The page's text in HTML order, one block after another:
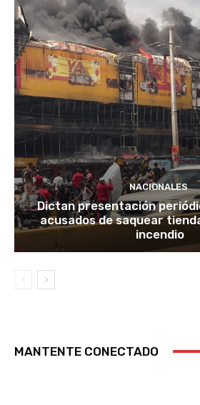
NACIONALES
Dictan presentación
acusados de saquear
incendio
MANTENTE CONECTADO